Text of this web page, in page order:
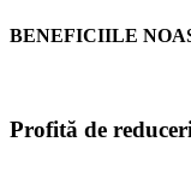
BENEFICIILE
Profită de